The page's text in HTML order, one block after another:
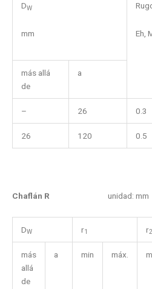
DW
mm Eh,
más allá
de
a
– 26 0.3
26 120 0.5
Chaflán R unidad: mm
DW r1 r2
más
allá
de
a min máx.